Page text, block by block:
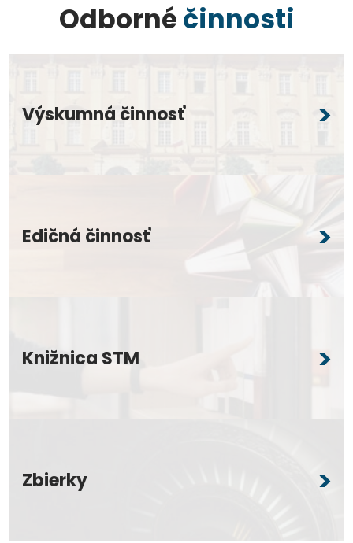
Odbornéčinnosti
Výskumná činnosť
Edičná činnosť
Knižnica STM
Zbierky